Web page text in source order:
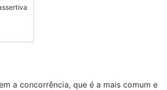
a concorrência, que é a mais comum e